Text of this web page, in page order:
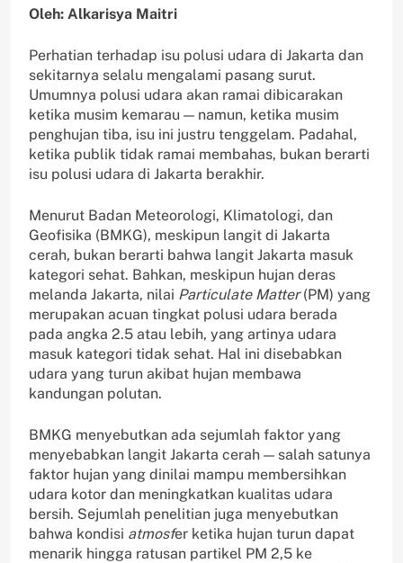
Oleh: Alkarisya Maitri
Perhatian terhadap isu polusi udara di Jakarta dan
sekitarnya selalu mengalami pasang surut.
Umumnya polusi udara akan ramai dibicarakan
ketika musim kemarau — namun, ketika musim
penghujan tiba, isu ini justru tenggelam. Padahal,
ketika publik tidak ramai membahas, bukan berarti
isu polusi udara di Jakarta berakhir.
Menurut Badan Meteorologi, Klimatologi, dan
Geofisika (BMKG), meskipun langit di Jakarta
cerah, bukan berarti bahwa langit Jakarta masuk
kategori sehat. Bahkan, meskipun hujan deras
melanda Jakarta, nilai Particulate Matter(PM) yang
merupakan acuan tingkat polusi udara berada
pada angka 2.5 atau lebih, yang artinya udara
masuk kategori tidak sehat. Hal ini disebabkan
udara yang turun akibat hujan membawa
kandungan polutan.
BMKG menyebutkan ada sejumlah faktor yang
menyebabkan langit Jakarta cerah — salah satunya
faktor hujan yang dinilai mampu membersihkan
udara kotor dan meningkatkan kualitas udara
bersih. Sejumlah penelitian juga menyebutkan
bahwa kondisi atmosfer ketika hujan turun dapat
menarik hingga ratusan partikel PM 2,5 ke